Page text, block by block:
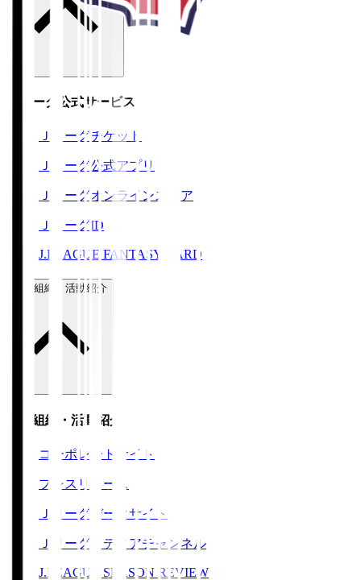
Ｊリーグ公式サービス
Ｊリーグチケット
Ｊリーグ公式アプリ
Ｊリーグオンラインストア
ＪリーグID
J.LEAGUE FANTASY CARD
運営組織・活動紹介
運営組織・活動紹介
コーポレートサイト
プレスリリース
Ｊリーグデータサイト
Ｊリーグメディアチャンネル
J.LEAGUE SEASON REVIEW